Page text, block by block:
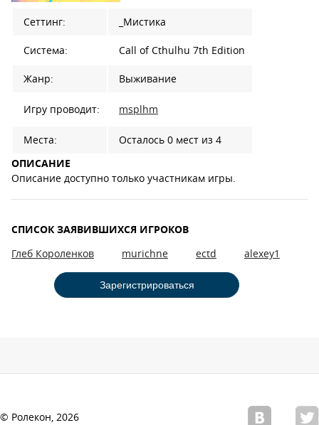
Сеттинг: _Мистика
Система: Call of Cthulhu 7th Edition
Жанр: Выживание
Игру проводит: msplhm
Места: Осталось 0 мест из 4
ОПИСАНИЕ
Описание доступно только участникам игры.
СПИСОК ЗАЯВИВШИХСЯ ИГРОКОВ
Глеб Короленков murichne ectd alexey1
Зарегистрироваться
© Ролекон, 2026